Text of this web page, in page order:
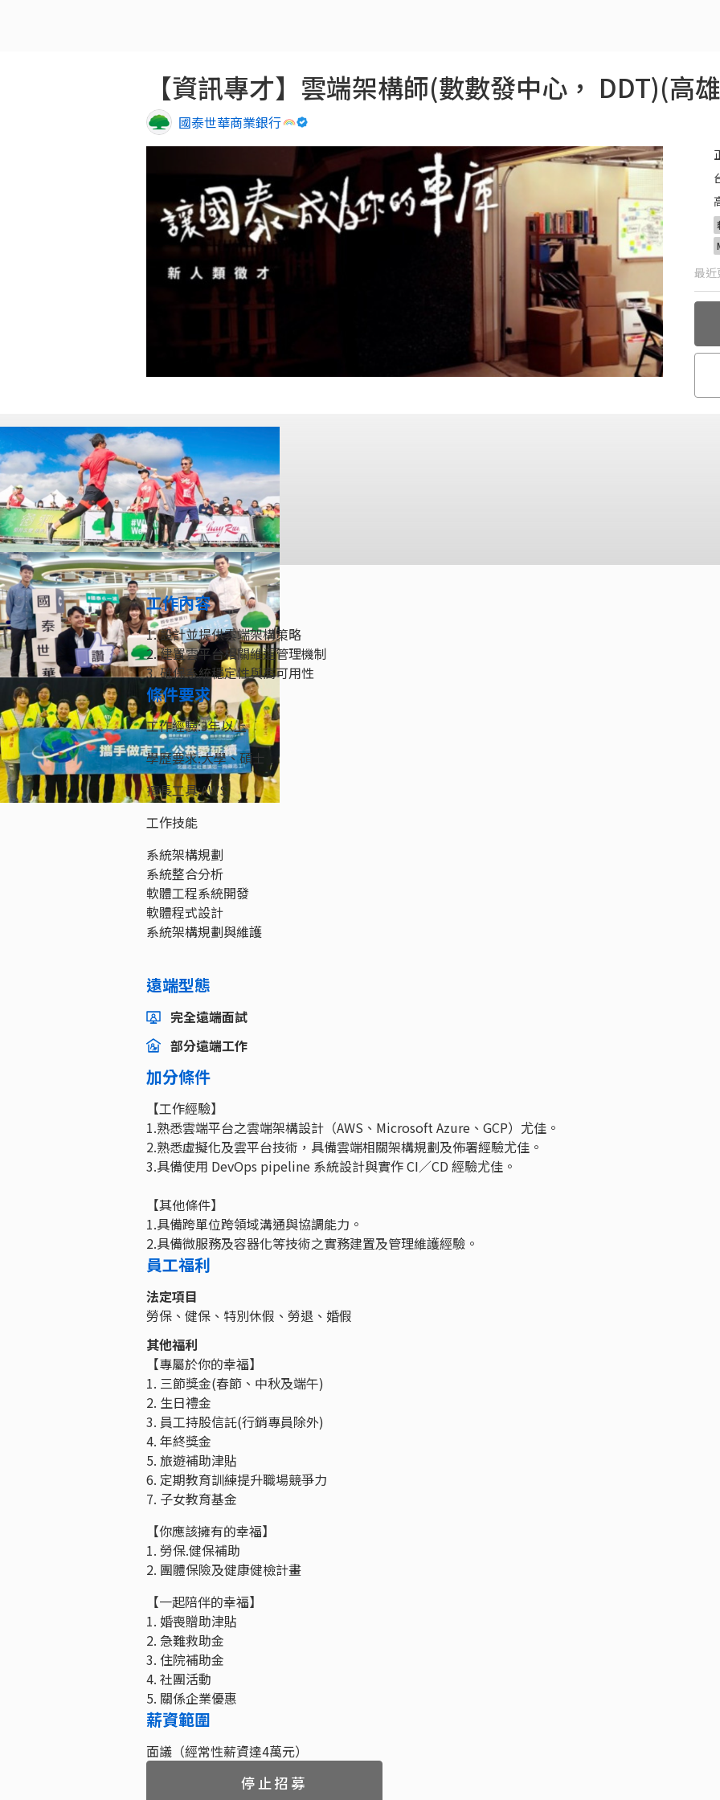
【資訊專才】雲端架構師(數數發中心， DDT)(高
國泰世華商業銀行
最
工作內容
1. 設計並提供雲端架構策略
2. 建置雲平台相關維運管理機制
3. 確保系統穩定性與高可用性
條件要求
工作經驗:3年以上
學歷要求:大學、碩士
擅長工具:AWS
工作技能
系統架構規劃
系統整合分析
軟體工程系統開發
軟體程式設計
系統架構規劃與維護
遠端型態
完全遠端面試
部分遠端工作
加分條件
【工作經驗】
1.熟悉雲端平台之雲端架構設計（AWS、Microsoft Azure、GCP）尤佳。
2.熟悉虛擬化及雲平台技術，具備雲端相關架構規劃及佈署經驗尤佳。
3.具備使用 DevOps pipeline 系統設計與實作 CI／CD 經驗尤佳。
【其他條件】
1.具備跨單位跨領域溝通與協調能力。
2.具備微服務及容器化等技術之實務建置及管理維護經驗。
員工福利
法定項目
勞保、健保、特別休假、勞退、婚假
其他福利
【專屬於你的幸福】
1. 三節獎金(春節、中秋及端午)
2. 生日禮金
3. 員工持股信託(行銷專員除外)
4. 年終獎金
5. 旅遊補助津貼
6. 定期教育訓練提升職場競爭力
7. 子女教育基金
【你應該擁有的幸福】
1. 勞保.健保補助
2. 團體保險及健康健檢計畫
【一起陪伴的幸福】
1. 婚喪贈助津貼
2. 急難救助金
3. 住院補助金
4. 社團活動
5. 關係企業優惠
薪資範圍
面議（經常性薪資達4萬元）
停止招募